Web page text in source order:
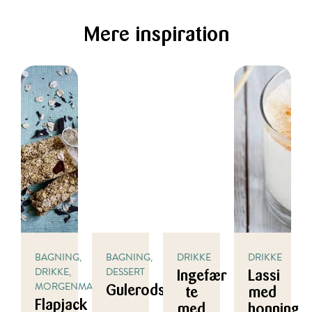
Mere inspiration
BAGNING,
DRIKKE,
MORGENMAD
Flapjack
BAGNING,
DESSERT
Gulerodskage
DRIKKE
Ingefær
te
DRIKKE
Lassi
med